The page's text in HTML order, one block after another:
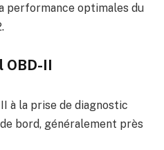
performance optimales du
OBD-II
à la prise de diagnostic
bord, généralement près